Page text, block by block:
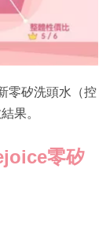
零矽洗頭水（控
果。
零矽